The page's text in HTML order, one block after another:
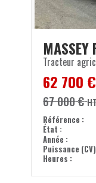
Tracteur
MASSEY
Référence
État
Année
Puissance (CV)
Heures
67 000€
62 700 €